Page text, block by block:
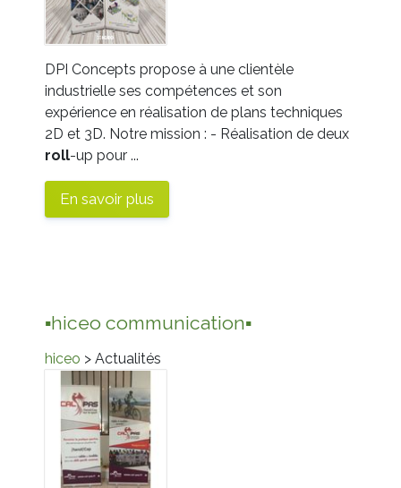
DPI Concepts propose à une clientèle
industrielle ses compétences et son
expérience en réalisation de plans techniques
2D et 3D. Notre mission : - Réalisation de deux
roll-up pour ...
En savoir plus
▪️hiceo communication▪️
hiceo > Actualités